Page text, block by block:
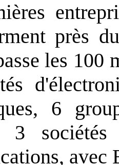
près
les 100
6
3
avec